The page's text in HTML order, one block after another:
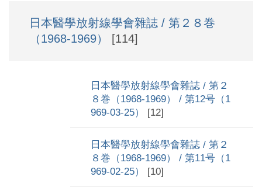
日本醫學放射線學會雜誌 / 第２８巻
（1968-1969）
[114]
日本醫學放射線學會雜誌 / 第２
８巻（1968-1969） / 第12号（1
969-03-25） [12]
日本醫學放射線學會雜誌 / 第２
８巻（1968-1969） / 第11号（1
969-02-25） [10]